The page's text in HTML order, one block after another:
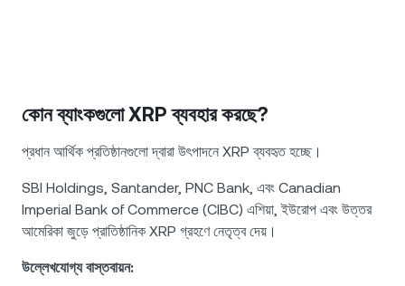
কোন ব্যাংকগুলো XRP ব্যবহার করছে?
প্রধান আর্থিক প্রতিষ্ঠানগুলো দ্বারা উৎপাদনে XRP ব্যবহৃত হচ্ছে।
SBI Holdings, Santander, PNC Bank, এবং Canadian
Imperial Bank of Commerce (CIBC) এশিয়া, ইউরোপ এবং উত্তর
আমেরিকা জুড়ে প্রাতিষ্ঠানিক XRP গ্রহণে নেতৃত্ব দেয়।
উল্লেখযোগ্য বাস্তবায়ন: